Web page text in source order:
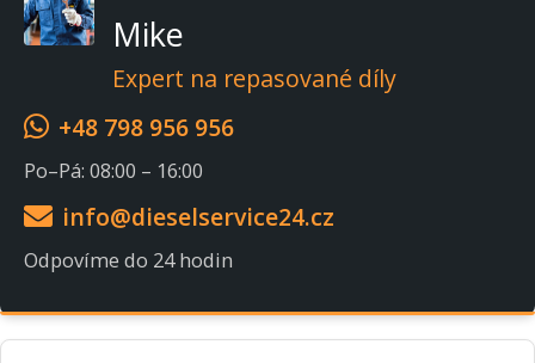
Mike
Expert na repasované díly
+48 798 956 956
Po–Pá: 08:00 – 16:00
info@dieselservice24.cz
Odpovíme do 24 hodin